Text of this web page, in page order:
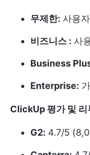
무제한: 사용
비즈니스 : 사
Business
Enterprise:
ClickUp 평가 및 리
G2: 4.7/5